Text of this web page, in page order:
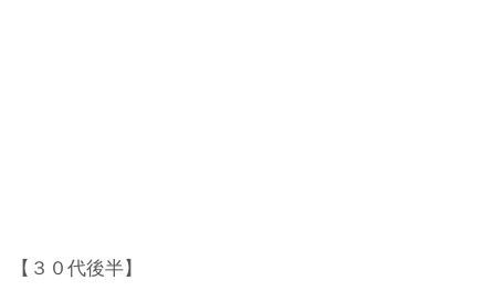
【３０代後半】